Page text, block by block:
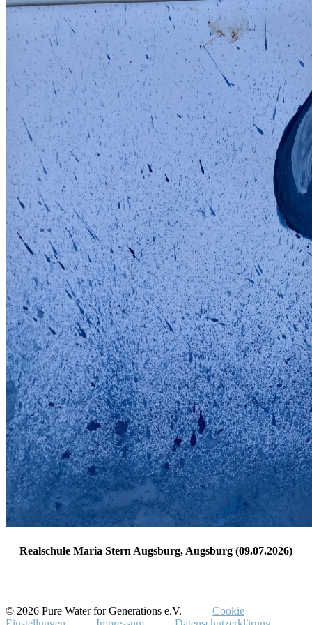
Realschule Maria Stern Augsburg, Augsburg (09.07.2026)
© 2026 Pure Water for Generations e.V.
Cookie